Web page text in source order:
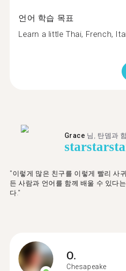
언어 학습 목표
Learn a little Thai, French,
Grace 님, 탄뎀과
starstar
"이렇게 많은 친구를 이렇게 빨리 사
든 사람과 언어를 함께 배울 수 있다
다."
O.
Chesapeake